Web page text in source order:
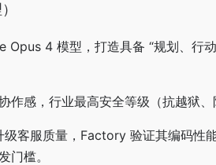
Opus 4 模型，打造具备 “规划、行
作感，行业最高安全等级（抗越狱
级客服质量，Factory 验证其编码性
门槛。